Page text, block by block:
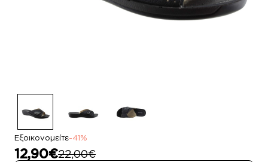
Εξοικονομείτε-41%
12,90€22,00€